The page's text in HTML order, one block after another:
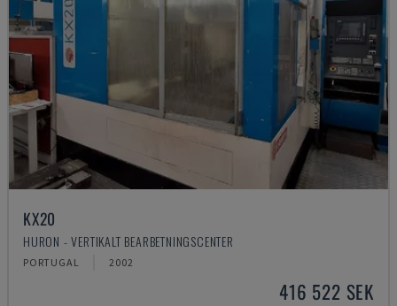
KX20
HURON - VERTIKALT BEARBETNINGSCENTER
PORTUGAL 2002
416 522 SEK